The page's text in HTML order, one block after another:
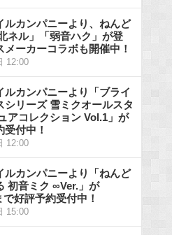
ルカンパニーより、ねんど
ネル」「弱音ハク」が登
メーカーコラボも開催中！
12:00
ルカンパニーより「ブライ
シリーズ 雪ミクオールスタ
アコレクション Vol.1」が
付中！
12:00
ルカンパニーより「ねんど
初音ミク ∞Ver.」が
好評予約受付中！
15:00